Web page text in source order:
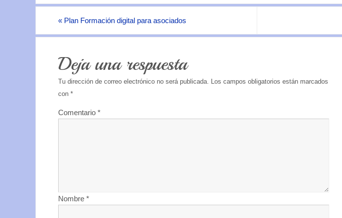
« Plan Formación digital para asociados
Deja una respuesta
Tu dirección de correo electrónico no será publicada.
Los campos obligatorios están marcados
con *
Comentario *
Nombre *